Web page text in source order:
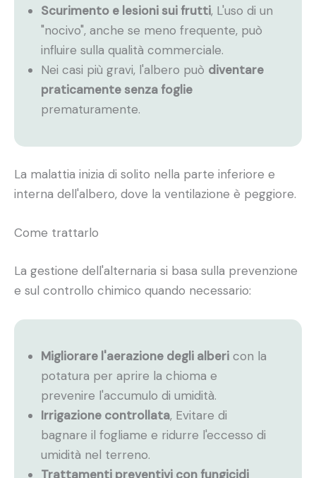
Scurimento e lesioni sui frutti, L'uso di un
"nocivo", anche se meno frequente, può
influire sulla qualità commerciale.
Nei casi più gravi, l'albero può diventare
praticamente senza foglie
prematuramente.
La malattia inizia di solito nella parte inferiore e
interna dell'albero, dove la ventilazione è peggiore.
Come trattarlo
La gestione dell'alternaria si basa sulla prevenzione
e sul controllo chimico quando necessario:
Migliorare l'aerazione degli alberi con la
potatura per aprire la chioma e
prevenire l'accumulo di umidità.
Irrigazione controllata, Evitare di
bagnare il fogliame e ridurre l'eccesso di
umidità nel terreno.
Trattamenti preventivi con fungicidi